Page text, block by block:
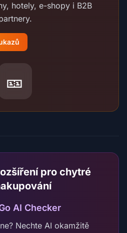
hotely, e-shopy i B2B
🎫
pro chytré
AI Checker
Nechte AI okamžitě